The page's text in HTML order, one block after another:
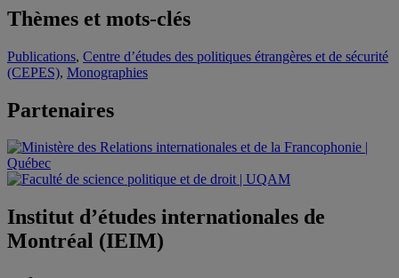
Thèmes et mots-clés
Publications, Centre d’études des politiques étrangères et de sécurité
(CEPES), Monographies
Partenaires
Institut d’études internationales de
Montréal (IEIM)